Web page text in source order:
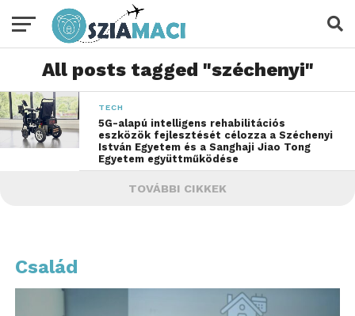
All posts tagged "széchenyi"
TECH
5G-alapú intelligens rehabilitációs
eszközök fejlesztését célozza a Széchenyi
István Egyetem és a Sanghaji Jiao Tong
Egyetem együttműködése
TOVÁBBI CIKKEK
Család